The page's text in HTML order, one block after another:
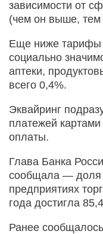
зависимости от
(чем он выше,
Еще ниже
социально
аптеки,
всего 0,4%.
Эквайринг
платежей
оплаты.
Глава Банка
сообщала — доля
предприятиях
года достигла
Ранее